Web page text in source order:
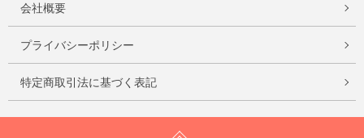
会社概要
プライバシーポリシー
特定商取引法に基づく表記